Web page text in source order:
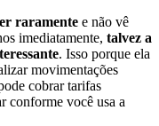
raramente e não vê
imediatamente, talvez a
. Isso porque ela
movimentações
cobrar tarifas
conforme você usa a